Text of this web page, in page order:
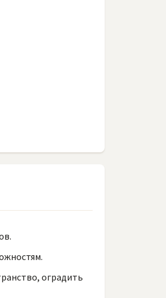
оградить